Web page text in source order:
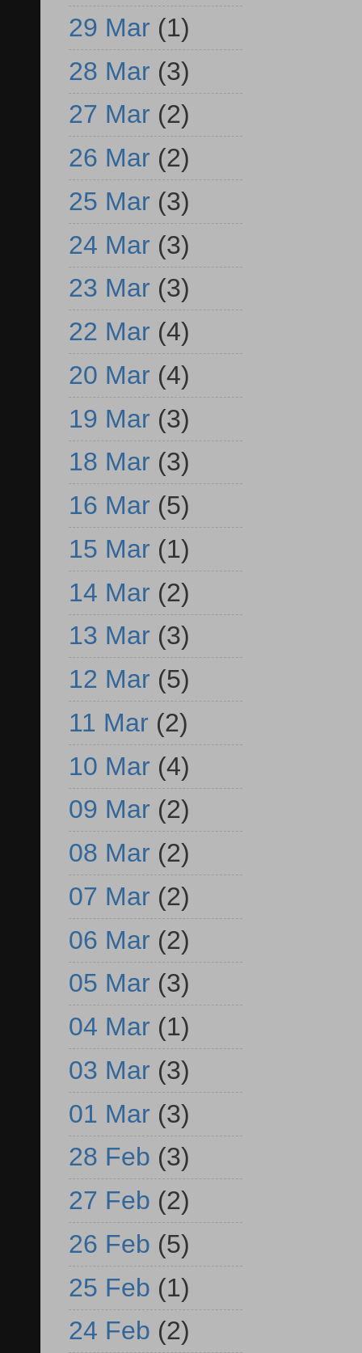
29 Mar (1)
28 Mar (3)
27 Mar (2)
26 Mar (2)
25 Mar (3)
24 Mar (3)
23 Mar (3)
22 Mar (4)
20 Mar (4)
19 Mar (3)
18 Mar (3)
16 Mar (5)
15 Mar (1)
14 Mar (2)
13 Mar (3)
12 Mar (5)
11 Mar (2)
10 Mar (4)
09 Mar (2)
08 Mar (2)
07 Mar (2)
06 Mar (2)
05 Mar (3)
04 Mar (1)
03 Mar (3)
01 Mar (3)
28 Feb (3)
27 Feb (2)
26 Feb (5)
25 Feb (1)
24 Feb (2)